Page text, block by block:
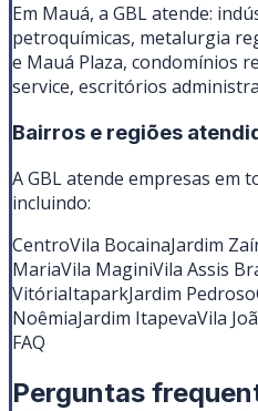
Em Mauá, a GBL atende:
petroquímicas, metalurgia
e Mauá Plaza, condomínios
service, escritórios
Bairros e regiões
A GBL atende empresas em
incluindo:
CentroVila BocainaJardim
MariaVila MaginiVila Assis
VitóriaItaparkJardim Pedroso
NoêmiaJardim ItapevaVila
FAQ
Perguntas